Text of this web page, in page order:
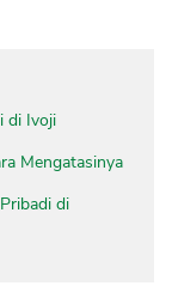
di Ivoji
Mengatasinya
di